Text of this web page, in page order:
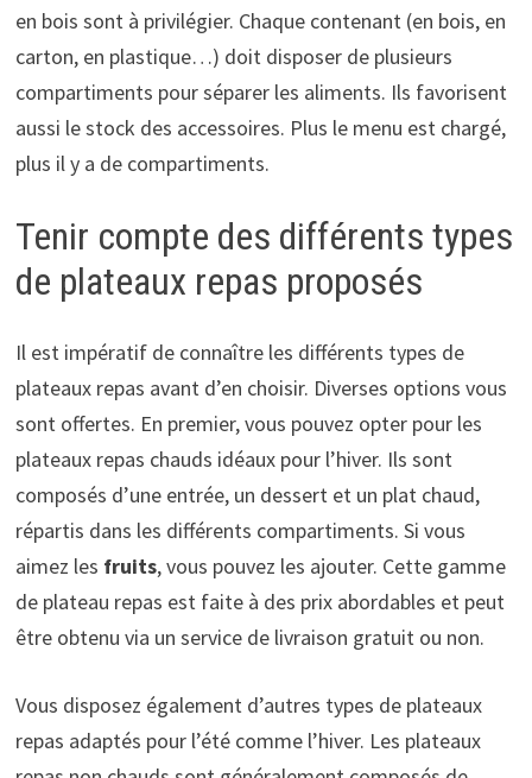
en bois sont à privilégier. Chaque contenant (en bois, en
carton, en plastique…) doit disposer de plusieurs
compartiments pour séparer les aliments. Ils favorisent
aussi le stock des accessoires. Plus le menu est chargé,
plus il y a de compartiments.
Tenir compte des différents types
de plateaux repas proposés
Il est impératif de connaître les différents types de
plateaux repas avant d’en choisir. Diverses options vous
sont offertes. En premier, vous pouvez opter pour les
plateaux repas chauds idéaux pour l’hiver. Ils sont
composés d’une entrée, un dessert et un plat chaud,
répartis dans les différents compartiments. Si vous
aimez les fruits, vous pouvez les ajouter. Cette gamme
de plateau repas est faite à des prix abordables et peut
être obtenu via un service de livraison gratuit ou non.
Vous disposez également d’autres types de plateaux
repas adaptés pour l’été comme l’hiver. Les plateaux